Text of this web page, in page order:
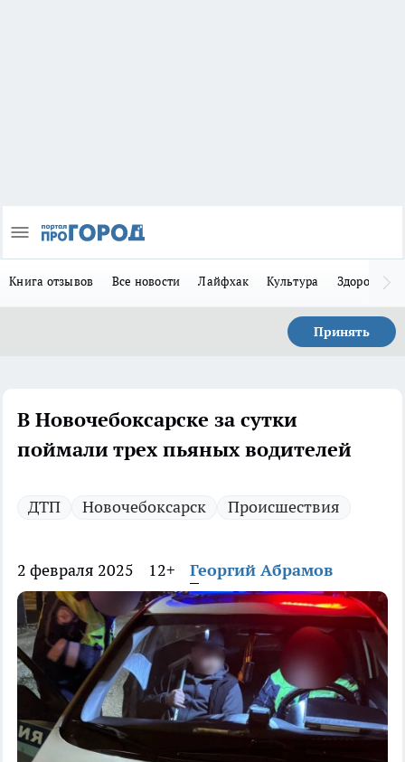
Книга отзывов Все новости Лайфхак Культура Здоровье
Принять
В Новочебоксарске за сутки
поймали трех пьяных водителей
ДТП Новочебоксарск Происшествия
2 февраля 2025 12+ Георгий Абрамов